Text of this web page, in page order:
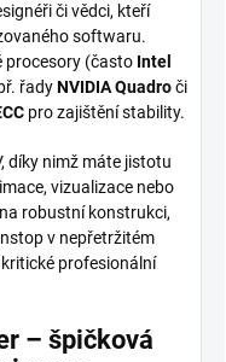
či vědci, kteří
softwaru.
procesory (často Intel
řadyNVIDIA Quadroči
pro zajištění stability.
díky nimž máte jistotu
vizualizace nebo
robustní konstrukci,
v nepřetržitém
profesionální
– špičková